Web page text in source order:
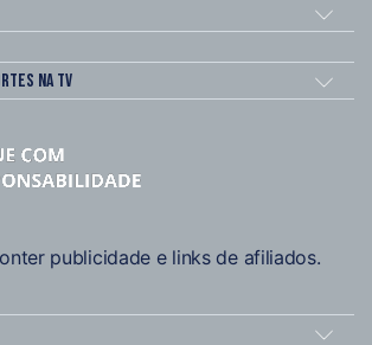
na TV
publicidade e links de afiliados.